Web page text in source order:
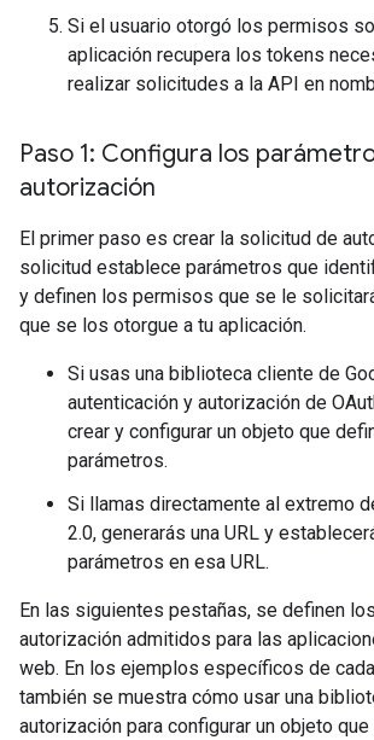
Si el usuario otorgó los permisos
aplicación recupera los tokens
realizar solicitudes a la API en
Paso 1: Configura los
autorización
El primer paso es crear la solicitud de
solicitud establece parámetros que
y definen los permisos que se le
que se los otorgue a tu aplicación.
Si usas una biblioteca cliente de
autenticación y autorización de
crear y configurar un objeto que
parámetros.
Si llamas directamente al extremo
2.0, generarás una URL y
parámetros en esa URL.
En las siguientes pestañas, se definen
autorización admitidos para las
web. En los ejemplos específicos de
también se muestra cómo usar una
autorización para configurar un objeto